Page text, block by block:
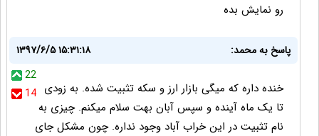
رو نمایش بده
پاسخ به محمد:
۱۳۹۷/۶/۵ ۱۵:۳۱:۱۸
22
14 خنده داره که میگی بازار ارز و سکه تثبیت شده. به زودی
تا یک ماه آینده و سپس آبان بهت سلام میکنم. چیزی به
نام تثبیت در این خراب آباد وجود نداره. چون مشکل جای